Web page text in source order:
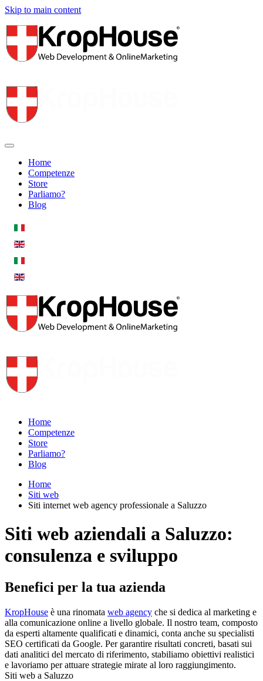
Skip to main content
Home
Competenze
Store
Parliamo?
Blog
Home
Competenze
Store
Parliamo?
Blog
Home
Siti web
Siti internet web agency professionale a Saluzzo
Siti web aziendali a Saluzzo:
consulenza e sviluppo
Benefici per la tua azienda
KropHouse è una rinomata web agency che si dedica al marketing e
alla comunicazione online a livello globale. Il nostro team, composto
da esperti altamente qualificati e dinamici, conta anche su specialisti
SEO certificati da Google. Per garantire risultati concreti, basati sui
dati analitici del mercato di riferimento, stabiliamo obiettivi realistici
e lavoriamo per attuare strategie mirate al loro raggiungimento.
Siti web a Saluzzo